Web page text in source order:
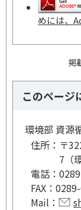
めには、
掲
このページ
環境部 資源
住所： 〒
7（
電話：
FAX：
Mail：